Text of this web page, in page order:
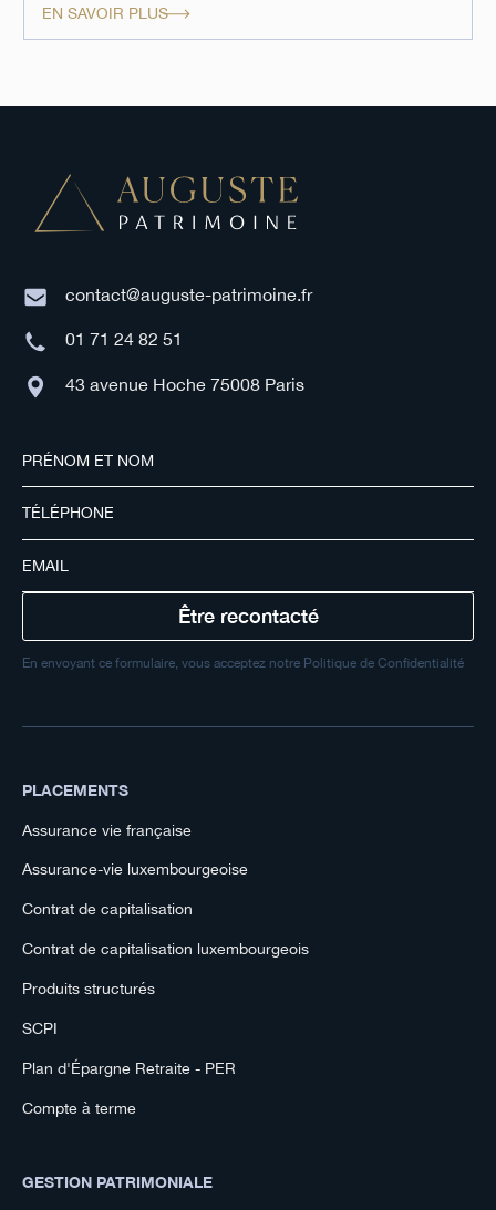
EN SAVOIR PLUS
contact@auguste-patrimoine.fr
01 71 24 82 51
43 avenue Hoche 75008 Paris
En envoyant ce formulaire, vous acceptez notre Politique de Confidentialité
PLACEMENTS
Assurance vie française
Assurance-vie luxembourgeoise
Contrat de capitalisation
Contrat de capitalisation luxembourgeois
Produits structurés
SCPI
Plan d'Épargne Retraite - PER
Compte à terme
GESTION PATRIMONIALE